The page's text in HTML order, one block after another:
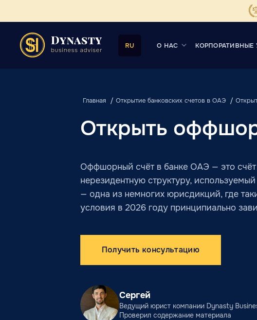
RU О НАС КОРПОРАТИВНЫЕ
Главная Открытие банковских счетов в ОАЭ
Открыть
Оффшорный счёт в банке ОАЭ — это
нерезидентную структуру,
— одна из немногих юрисдикций, где
условия в 2026 году принципиально
Получить консультацию
Сергей
Ведущий юрист компании Dynasty
Проверил содержание материала